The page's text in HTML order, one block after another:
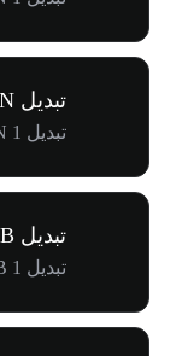
تبدیل GLDON به USD
تبدیل 1 GLDON به $391.30
تبدیل AXTIB به USD
تبدیل 1 AXTIB به $67.98